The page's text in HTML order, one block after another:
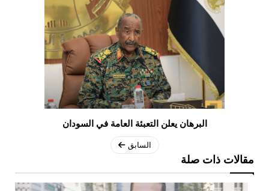
البرهان يعلن التعبئة العامة في السودان
السابق
مقالات ذات صلة